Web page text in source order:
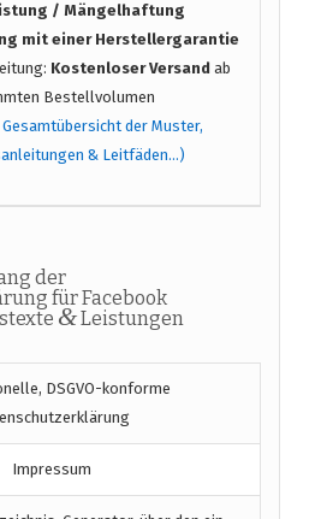
/ Mängelhaftung
mit einer Herstellergarantie
Kostenloser Versand ab
Bestellvolumen
der Muster,
& Leitfäden…)
der
für Facebook
&Leistungen
DSGVO-konforme
Impressum